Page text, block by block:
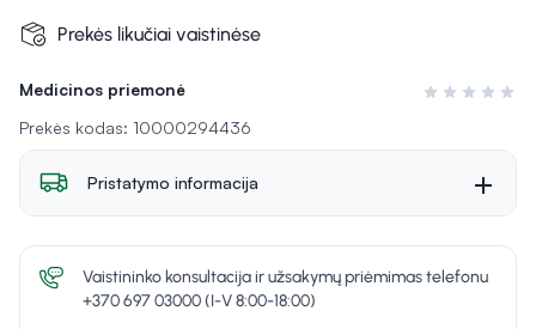
Medicinos priemonė
Įvertinimas 0
Prekės kodas: 10000294436
Prekės likučiai vaistinėse
Pristatymo informacija
Vaistininko konsultacija ir užsakymų priėmimas telefonu
+370 697 03000 (I-V 8:00-18:00)